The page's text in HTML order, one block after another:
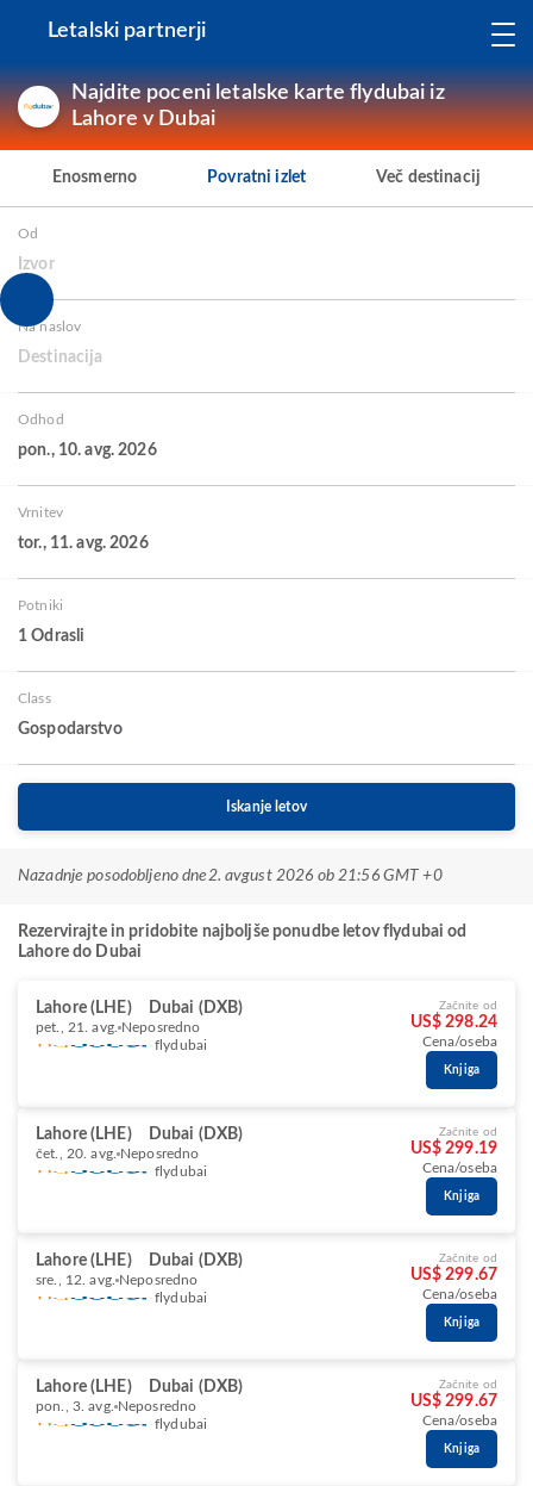
Letalski partnerji
Najdite poceni letalske karte flydubai iz
Lahore v Dubai
Enosmerno Povratni izlet Več destinacij
Od
Izvor
Na naslov
Destinacija
Odhod
pon., 10. avg. 2026
Vrnitev
tor., 11. avg. 2026
Potniki
1 Odrasli
Class
Gospodarstvo
Iskanje letov
Nazadnje posodobljeno dne2. avgust 2026 ob 21:56 GMT +0
Rezervirajte in pridobite najboljše ponudbe letov flydubai od
Lahore do Dubai
Lahore (LHE) Dubai (DXB)
pet., 21. avg. Neposredno
flydubai
Začnite od
US$ 298.24
Cena/oseba
Knjiga
Lahore (LHE) Dubai (DXB)
čet., 20. avg. Neposredno
flydubai
Začnite od
US$ 299.19
Cena/oseba
Knjiga
Lahore (LHE) Dubai (DXB)
sre., 12. avg. Neposredno
flydubai
Začnite od
US$ 299.67
Cena/oseba
Knjiga
Lahore (LHE) Dubai (DXB)
pon., 3. avg. Neposredno
flydubai
Začnite od
US$ 299.67
Cena/oseba
Knjiga